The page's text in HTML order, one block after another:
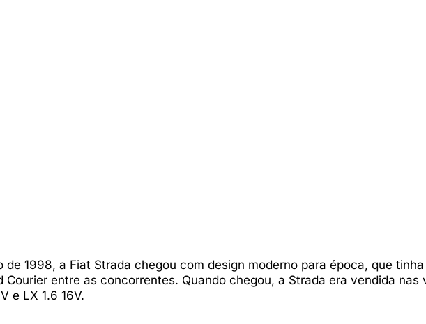
de 1998, a Fiat Strada chegou com design moderno para época, que tinha
Courier entre as concorrentes. Quando chegou, a Strada era vendida nas
e LX 1.6 16V.